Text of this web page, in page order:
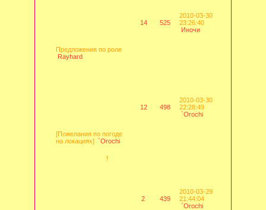
Предложения по роле
Rayhard
14 525
2010-03-30
23:26:40
Иночи
[Пожелания по погоде
на локациях] `Orochi
12 498
2010-03-30
22:28:49
`Orochi
!
2 439
2010-03-29
21:44:04
`Orochi